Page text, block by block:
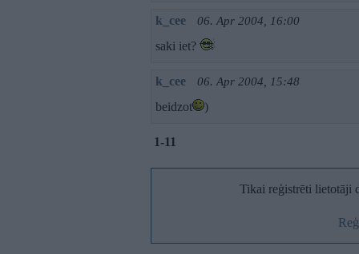
k_cee 06. Apr 2004, 16:00
saki iet?
k_cee 06. Apr 2004, 15:48
beidzot )
1-11
Tikai reģistrēti lietotāji